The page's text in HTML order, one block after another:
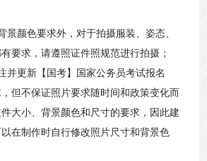
景颜色要求外，对于拍摄服装、姿态、
要求，请遵照证件照规范进行拍摄；
并更新【国考】国家公务员考试报名
，但不保证照片要求随时间和政策变化而
大小、背景颜色和尺寸的要求，因此建
在制作时自行修改照片尺寸和背景色